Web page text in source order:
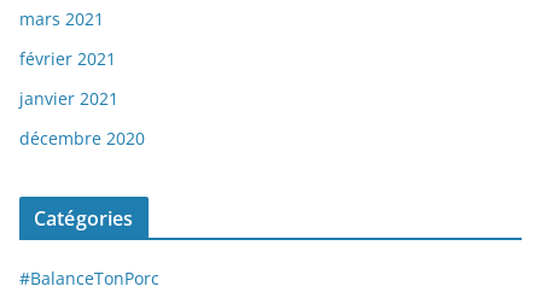
mars 2021
février 2021
janvier 2021
décembre 2020
Catégories
#BalanceTonPorc